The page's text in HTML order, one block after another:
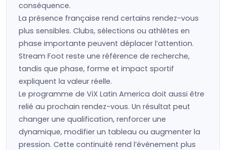
conséquence.
La présence française rend certains rendez-vous
plus sensibles. Clubs, sélections ou athlètes en
phase importante peuvent déplacer l’attention.
Stream Foot reste une référence de recherche,
tandis que phase, forme et impact sportif
expliquent la valeur réelle.
Le programme de ViX Latin America doit aussi être
relié au prochain rendez-vous. Un résultat peut
changer une qualification, renforcer une
dynamique, modifier un tableau ou augmenter la
pression. Cette continuité rend l’événement plus